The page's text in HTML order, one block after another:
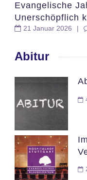
Evangelische
Unerschöpflich
gestalten
21 Januar 2026 |
Abitur